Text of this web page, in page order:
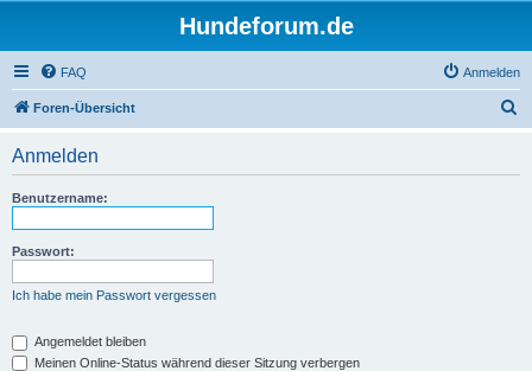
Hundeforum.de
FAQ Anmelden
Foren-Übersicht
Anmelden
Benutzername:
Passwort:
Ich habe mein Passwort vergessen
Angemeldet bleiben
Meinen Online-Status während dieser Sitzung verbergen